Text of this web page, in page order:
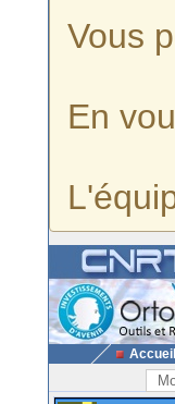
Vous
En
Accueil